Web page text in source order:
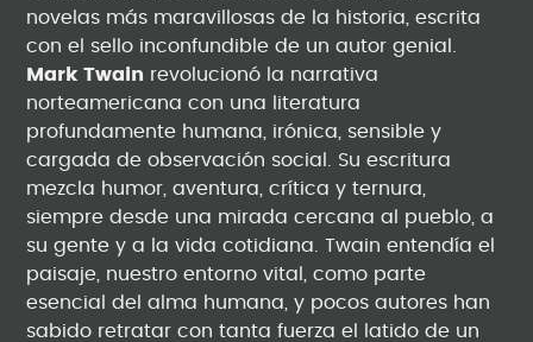
novelas más maravillosas de la historia, escrita
con el sello inconfundible de un autor genial.
Mark Twain revolucionó la narrativa
norteamericana con una literatura
profundamente humana, irónica, sensible y
cargada de observación social. Su escritura
mezcla humor, aventura, crítica y ternura,
siempre desde una mirada cercana al pueblo, a
su gente y a la vida cotidiana. Twain entendía el
paisaje, nuestro entorno vital, como parte
esencial del alma humana, y pocos autores han
sabido retratar con tanta fuerza el latido de un